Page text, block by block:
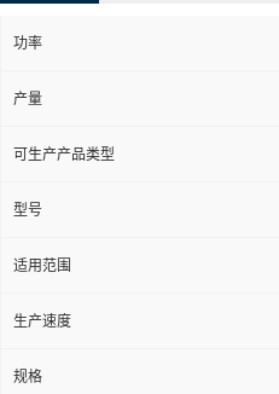
功率
产量
可生产产品类型
型号
适用范围
生产速度
规格